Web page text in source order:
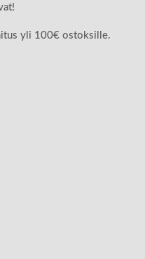
yli 100€ ostoksille.